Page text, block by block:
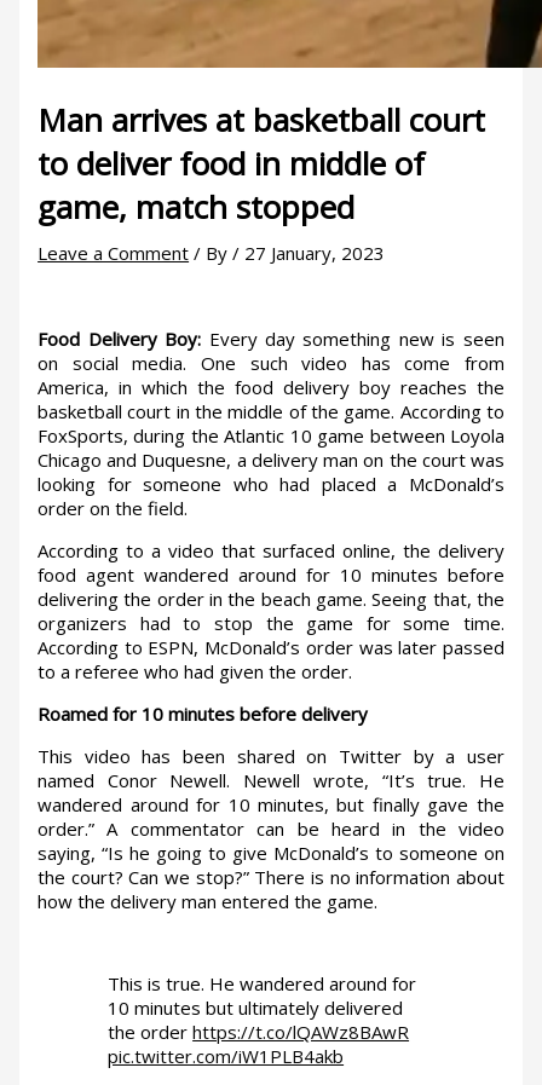
Man arrives at basketball court
to deliver food in middle of
game, match stopped
Leave a Comment / By/ 27 January, 2023
Food Delivery Boy: Every day something new is seen
on social media. One such video has come from
America, in which the food delivery boy reaches the
basketball court in the middle of the game. According to
FoxSports, during the Atlantic 10 game between Loyola
Chicago and Duquesne, a delivery man on the court was
looking for someone who had placed a McDonald’s
order on the field.
According to a video that surfaced online, the delivery
food agent wandered around for 10 minutes before
delivering the order in the beach game. Seeing that, the
organizers had to stop the game for some time.
According to ESPN, McDonald’s order was later passed
to a referee who had given the order.
Roamed for 10 minutes before delivery
This video has been shared on Twitter by a user
named Conor Newell. Newell wrote, “It’s true. He
wandered around for 10 minutes, but finally gave the
order.” A commentator can be heard in the video
saying, “Is he going to give McDonald’s to someone on
the court? Can we stop?” There is no information about
how the delivery man entered the game.
This is true. He wandered around for
10 minutes but ultimately delivered
the orderhttps://t.co/lQAWz8BAwR
pic.twitter.com/iW1PLB4akb